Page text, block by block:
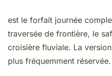
est le forfait journée
traversée de frontière, le
croisière fluviale. La
plus fréquemment réservée.